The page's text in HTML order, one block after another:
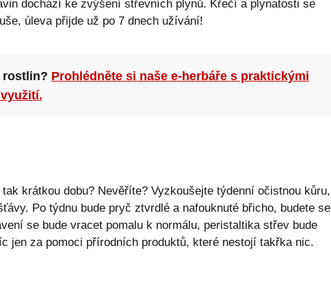
dochází ke zvýšení střevních plynů. Křečí a plynatosti se
úleva přijde už po 7 dnech užívání!
rostlin? Prohlédněte si naše e-herbáře s praktickými
krátkou dobu? Nevěříte? Vyzkoušejte týdenní očistnou kůru,
Po týdnu bude pryč ztvrdlé a nafouknuté břicho, budete se
se bude vracet pomalu k normálu, peristaltika střev bude
jen za pomoci přírodních produktů, které nestojí takřka nic.